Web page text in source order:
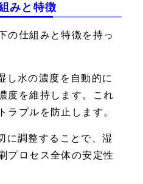
みと特徴
の仕組みと特徴を持っ
し水の濃度を自動的に
度を維持します。これ
ラブルを防止します。
に調整することで、湿
プロセス全体の安定性